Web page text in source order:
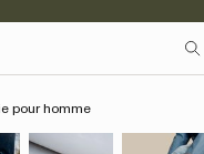
pour homme